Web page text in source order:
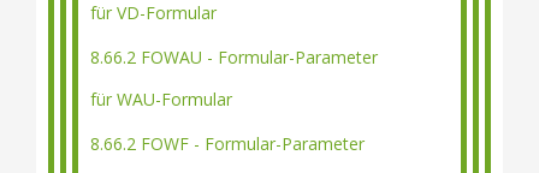
für VD-Formular
8.66.2 FOWAU - Formular-Parameter
für WAU-Formular
8.66.2 FOWF - Formular-Parameter